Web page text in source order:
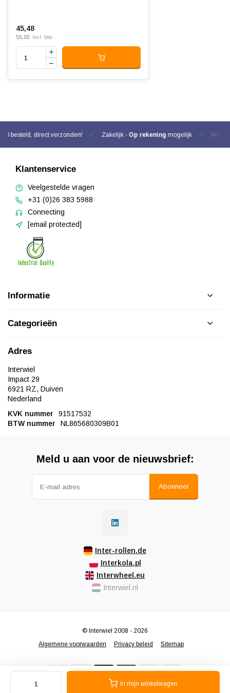
In mijn winkelwagen
45,48
55,03 Incl. btw
besteld, direct verzonden! Zakelijk - Op rekening mogelijk Voor
Klantenservice
Veelgestelde vragen
+31 (0)26 383 5988
Connecting
[email protected]
Informatie
Categorieën
Adres
Interwiel
Impact 29
6921 RZ, Duiven
Nederland
KVK nummer
91517532
BTW nummer
NL865680309B01
Meld u aan voor de nieuwsbrief:
Abonneer
Inter-rollen.de
Interkola.pl
Interwheel.eu
Interwiel.nl
Algemene voorwaarden Privacy beleid Sitemap
© Interwiel 2008 - 2026